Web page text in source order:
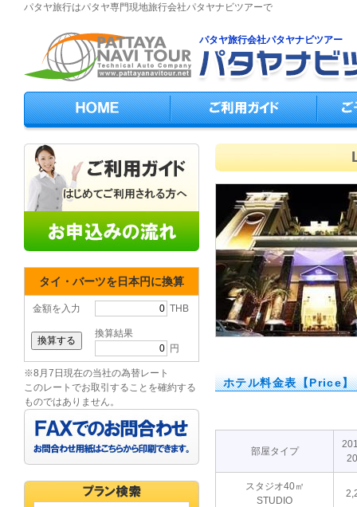
パタヤ旅行はパタヤ専門現地旅行会社パタヤナビツアーで
パタヤ旅行会社パタヤナビツアー
ホテル料金表【Price】
部屋タイプ
スタジオ40㎡
STUDIO
タイ・バーツを日本円に換算
金額を入力 THB
換算結果
円
※8月7日現在の当社の為替レート
このレートでお取引することを確約する
ものではありません。